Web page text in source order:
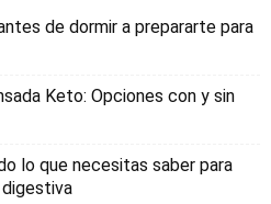
de dormir a prepararte para
Keto: Opciones con y sin
lo que necesitas saber para